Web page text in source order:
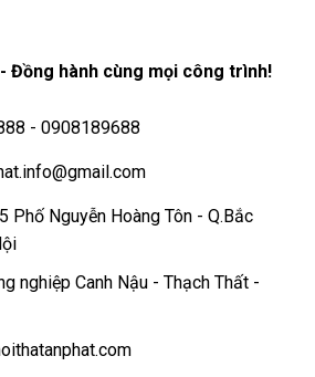
Đồng hành cùng mọi công trình!
- 0908189688
Phố Nguyễn Hoàng Tôn - Q.Bắc
nghiệp Canh Nậu - Thạch Thất -